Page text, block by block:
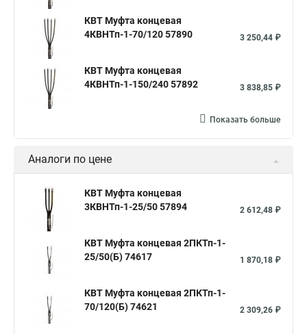
КВТ Муфта концевая
4КВНТп-1-70/120 57890
3 250,44 ₽
КВТ Муфта концевая
4КВНТп-1-150/240 57892
3 838,85 ₽
Показать больше
Аналоги по цене
КВТ Муфта концевая
3КВНТп-1-25/50 57894
2 612,48 ₽
КВТ Муфта концевая 2ПКТп-1-
25/50(Б) 74617
1 870,18 ₽
КВТ Муфта концевая 2ПКТп-1-
70/120(Б) 74621
2 309,26 ₽